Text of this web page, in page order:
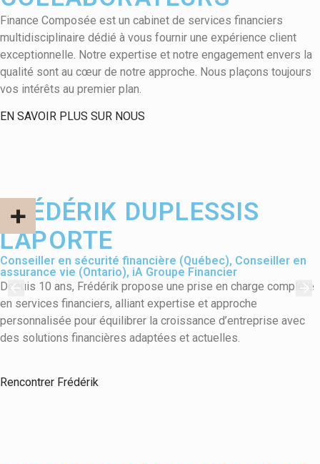
Finance Composée est un cabinet de services financiers
multidisciplinaire dédié à vous fournir une expérience client
exceptionnelle. Notre expertise et notre engagement envers la
qualité sont au cœur de notre approche. Nous plaçons toujours
vos intérêts au premier plan.
EN SAVOIR PLUS SUR NOUS
FRÉDÉRIK DUPLESSIS
LAPORTE
Conseiller en sécurité financière (Québec), Conseiller en
assurance vie (Ontario), iA Groupe Financier
Depuis 10 ans, Frédérik propose une prise en charge complète
en services financiers, alliant expertise et approche
personnalisée pour équilibrer la croissance d’entreprise avec
des solutions financières adaptées et actuelles.
Rencontrer Frédérik